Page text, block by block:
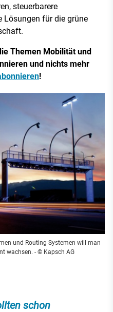
steuerbarere
Lösungen für die grüne
Themen Mobilität und
und nichts mehr
!
und Routing Systemen will man
wachsen. - © Kapsch AG
schon